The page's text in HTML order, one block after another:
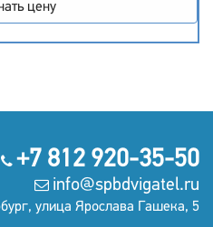
цену
+7 812 920-35-50
info@spbdvigatel.ru
улица Ярослава Гашека, 5